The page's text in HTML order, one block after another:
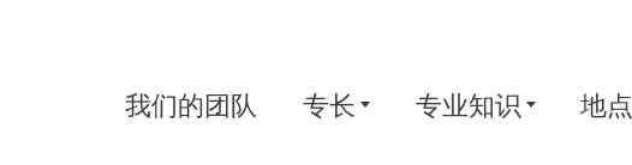
我们的团队 专长 专业知识 地点